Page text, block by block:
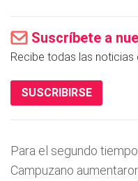
Suscríbete a
Recibe todas las noticias
SUSCRIBIRSE
Para el segundo
Campuzano